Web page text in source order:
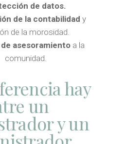
de datos.
de la contabilidad y
de la morosidad.
asesoramientoa la
comunidad.
hay
un
y un